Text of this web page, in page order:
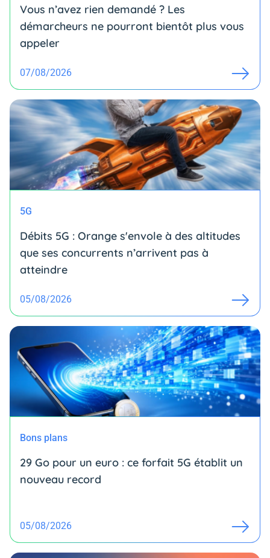
Vous n’avez rien demandé ? Les
démarcheurs ne pourront bientôt plus vous
appeler
07/08/2026
5G
Débits 5G : Orange s'envole à des altitudes
que ses concurrents n’arrivent pas à
atteindre
05/08/2026
Bons plans
29 Go pour un euro : ce forfait 5G établit un
nouveau record
05/08/2026